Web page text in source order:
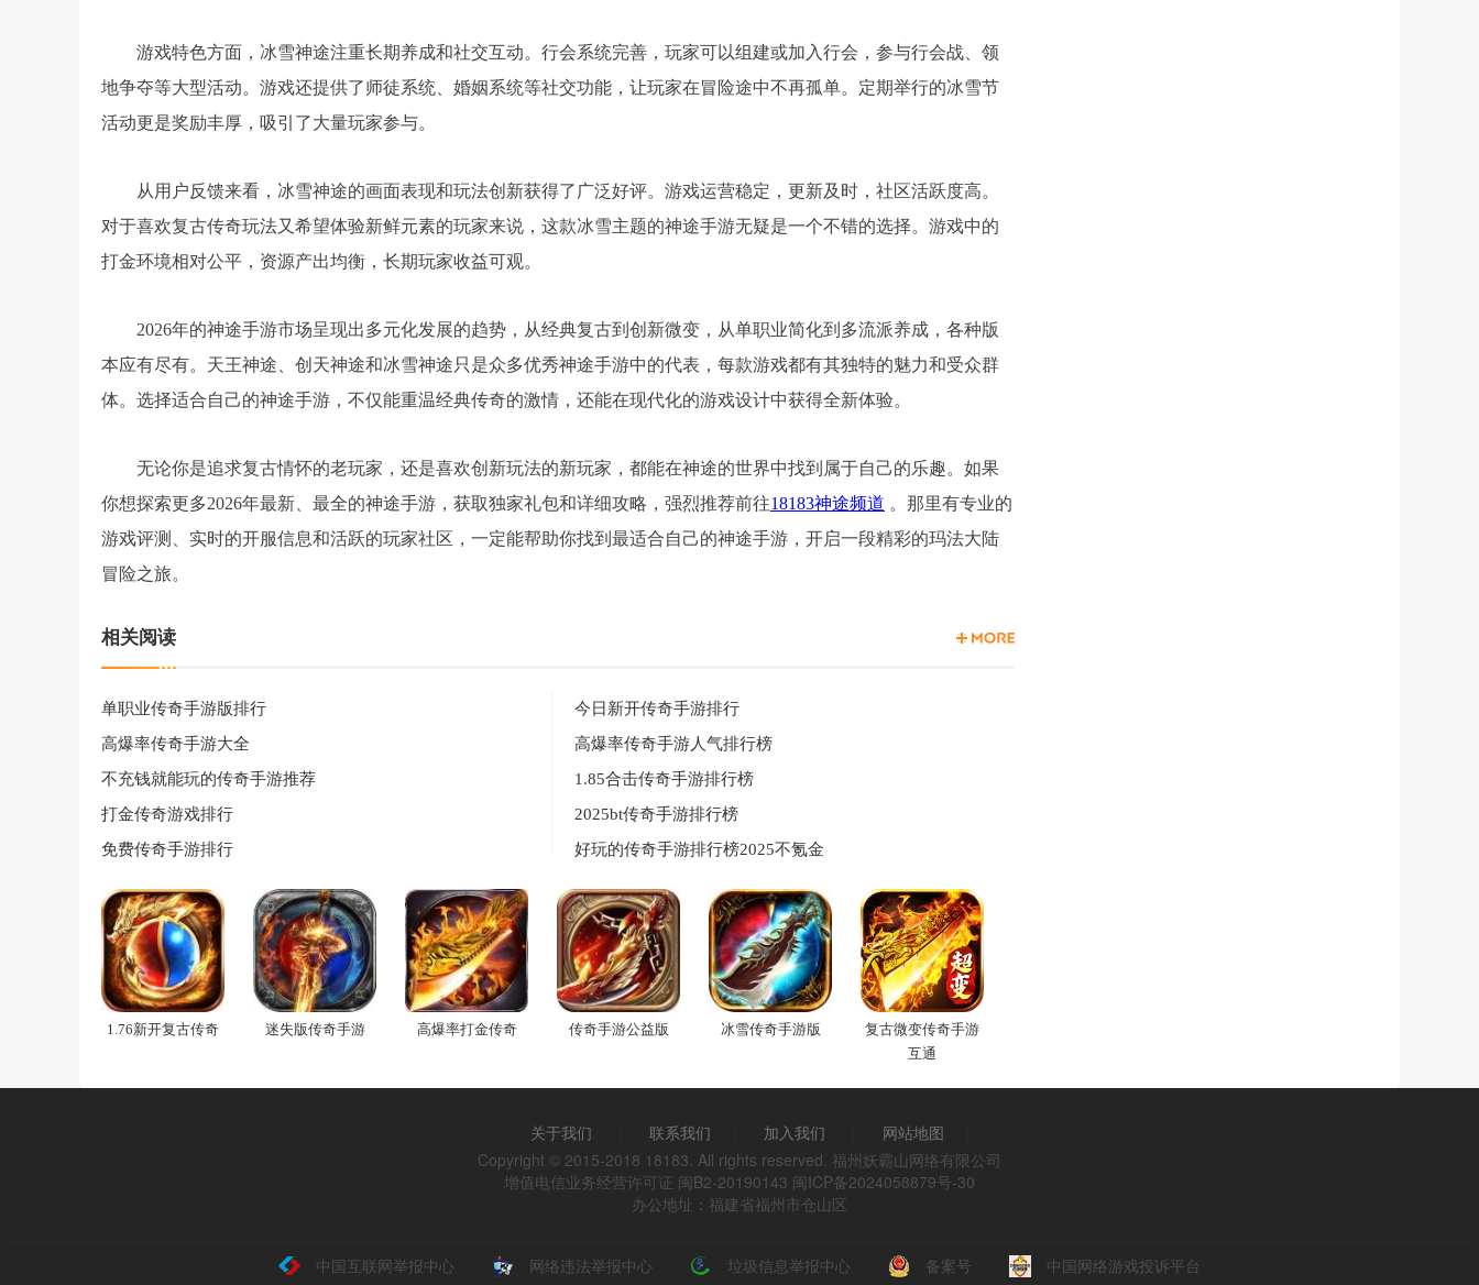
游戏特色方面，冰雪神途注重长期养成和社交互动。行会系统完善，玩家可以组建或加入行会，参与行会战、领
地争夺等大型活动。游戏还提供了师徒系统、婚姻系统等社交功能，让玩家在冒险途中不再孤单。定期举行的冰雪节
活动更是奖励丰厚，吸引了大量玩家参与。
从用户反馈来看，冰雪神途的画面表现和玩法创新获得了广泛好评。游戏运营稳定，更新及时，社区活跃度高。
对于喜欢复古传奇玩法又希望体验新鲜元素的玩家来说，这款冰雪主题的神途手游无疑是一个不错的选择。游戏中的
打金环境相对公平，资源产出均衡，长期玩家收益可观。
2026年的神途手游市场呈现出多元化发展的趋势，从经典复古到创新微变，从单职业简化到多流派养成，各种版
本应有尽有。天王神途、创天神途和冰雪神途只是众多优秀神途手游中的代表，每款游戏都有其独特的魅力和受众群
体。选择适合自己的神途手游，不仅能重温经典传奇的激情，还能在现代化的游戏设计中获得全新体验。
无论你是追求复古情怀的老玩家，还是喜欢创新玩法的新玩家，都能在神途的世界中找到属于自己的乐趣。如果
你想探索更多2026年最新、最全的神途手游，获取独家礼包和详细攻略，强烈推荐前往18183神途频道 。那里有专业的
游戏评测、实时的开服信息和活跃的玩家社区，一定能帮助你找到最适合自己的神途手游，开启一段精彩的玛法大陆
冒险之旅。
相关阅读
单职业传奇手游版排行
高爆率传奇手游大全
不充钱就能玩的传奇手游推荐
打金传奇游戏排行
免费传奇手游排行
今日新开传奇手游排行
高爆率传奇手游人气排行榜
1.85合击传奇手游排行榜
2025bt传奇手游排行榜
好玩的传奇手游排行榜2025不氪金
1.76新开复古传奇 迷失版传奇手游 高爆率打金传奇 传奇手游公益版 冰雪传奇手游版
复古微变传奇手游
互通
关于我们 联系我们 加入我们 网站地图
Copyright © 2015-2018 18183. All rights reserved. 福州妖霸山网络有限公司
增值电信业务经营许可证 闽B2-20190143 闽ICP备2024058879号-30
办公地址：福建省福州市仓山区
中国互联网举报中心 网络违法举报中心 垃圾信息举报中心 备案号 中国网络游戏投诉平台